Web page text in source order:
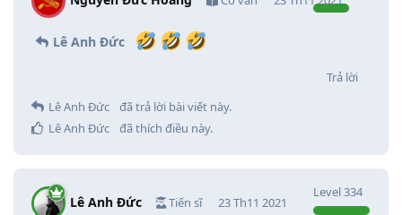
Lê Anh Đức
Trả lời
Lê Anh Đức
đã trả lời bài viết này.
Lê Anh Đức
đã thích điều này.
Lê Anh Đức Tiến sĩ
Level334
23 Th11 2021